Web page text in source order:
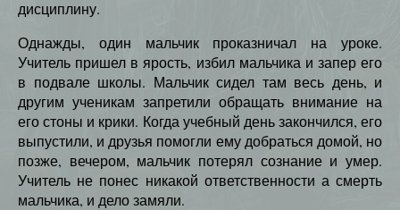
дисциплину.
Однажды, один мальчик проказничал на уроке.
Учитель пришел в ярость, избил мальчика и запер его
в подвале школы. Мальчик сидел там весь день, и
другим ученикам запретили обращать внимание на
его стоны и крики. Когда учебный день закончился, его
выпустили, и друзья помогли ему добраться домой, но
позже, вечером, мальчик потерял сознание и умер.
Учитель не понес никакой ответственности а смерть
мальчика, и дело замяли.